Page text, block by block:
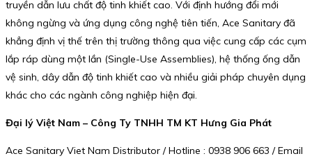
truyền dẫn lưu chất độ tinh khiết cao. Với định hướng đổi mới
không ngừng và ứng dụng công nghệ tiên tiến, Ace Sanitary đã
khẳng định vị thế trên thị trường thông qua việc cung cấp các cụm
lắp ráp dùng một lần (Single-Use Assemblies), hệ thống ống dẫn
vệ sinh, dây dẫn độ tinh khiết cao và nhiều giải pháp chuyên dụng
khác cho các ngành công nghiệp hiện đại.
Đại lý Việt Nam – Công Ty TNHH TM KT Hưng Gia Phát
Ace Sanitary Viet Nam Distributor / Hotline : 0938 906 663 / Email